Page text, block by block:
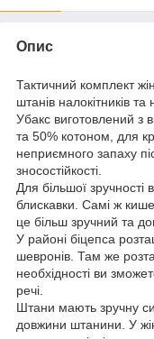
Опис
Тактичний комплект
штанів налокітників та
Убакс виготовлений з
та 50% котоном, для
неприємного запаху
зносостійкості.
Для більшої зручності
блискавки. Самі ж
це більш зручний та
У районі біцепса
шевронів. Там же
необхідності ви
речі.
Штани мають зручну
довжини штанини. У